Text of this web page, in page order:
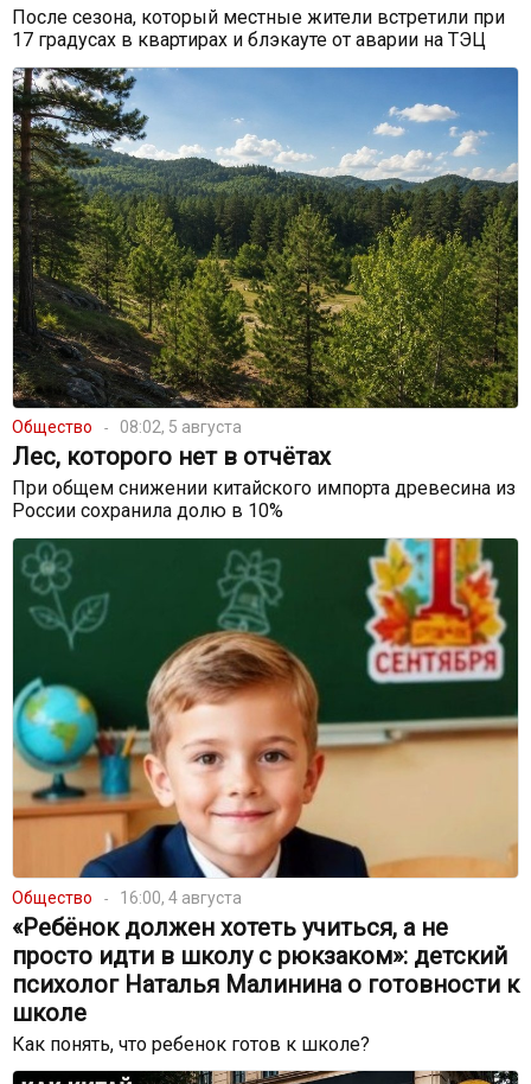
После сезона, который местные жители встретили при
17 градусах в квартирах и блэкауте от аварии на ТЭЦ
Общество 08:02, 5 августа
Лес, которого нет в отчётах
При общем снижении китайского импорта древесина из
России сохранила долю в 10%
Общество 16:00, 4 августа
«Ребёнок должен хотеть учиться, а не
просто идти в школу с рюкзаком»: детский
психолог Наталья Малинина о готовности к
школе
Как понять, что ребенок готов к школе?